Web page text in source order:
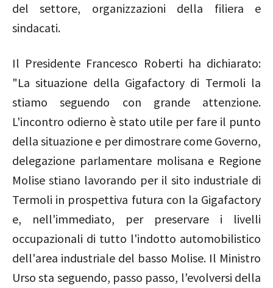
del settore, organizzazioni della filiera e
sindacati.
Il Presidente Francesco Roberti ha dichiarato:
"La situazione della Gigafactory di Termoli la
stiamo seguendo con grande attenzione.
L'incontro odierno è stato utile per fare il punto
della situazione e per dimostrare come Governo,
delegazione parlamentare molisana e Regione
Molise stiano lavorando per il sito industriale di
Termoli in prospettiva futura con la Gigafactory
e, nell'immediato, per preservare i livelli
occupazionali di tutto l'indotto automobilistico
dell'area industriale del basso Molise. Il Ministro
Urso sta seguendo, passo passo, l'evolversi della